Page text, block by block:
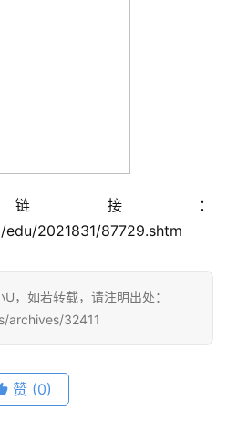
接：
2021831/87729.shtm
，如若转载，请注明出处：
archives/32411
赞 (0)